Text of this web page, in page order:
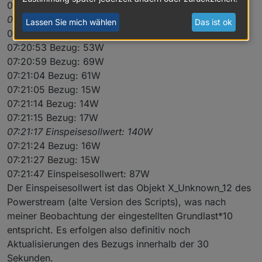
07:20:32 Bezug: 73W
07:20:32 Einspeisesollwert: 85W
07:20:50 Bezug: 69W
07:20:53 Bezug: 53W
07:20:59 Bezug: 69W
07:21:04 Bezug: 61W
07:21:05 Bezug: 15W
07:21:14 Bezug: 14W
07:21:15 Bezug: 17W
07:21:17 Einspeisesollwert: 140W
07:21:24 Bezug: 16W
07:21:27 Bezug: 15W
07:21:47 Einspeisesollwert: 87W
Der Einspeisesollwert ist das Objekt X_Unknown_12 des
Powerstream (alte Version des Scripts), was nach
meiner Beobachtung der eingestellten Grundlast*10
entspricht. Es erfolgen also definitiv noch
Aktualisierungen des Bezugs innerhalb der 30
Sekunden.
Lassen Sie mich wählen Das ist ok